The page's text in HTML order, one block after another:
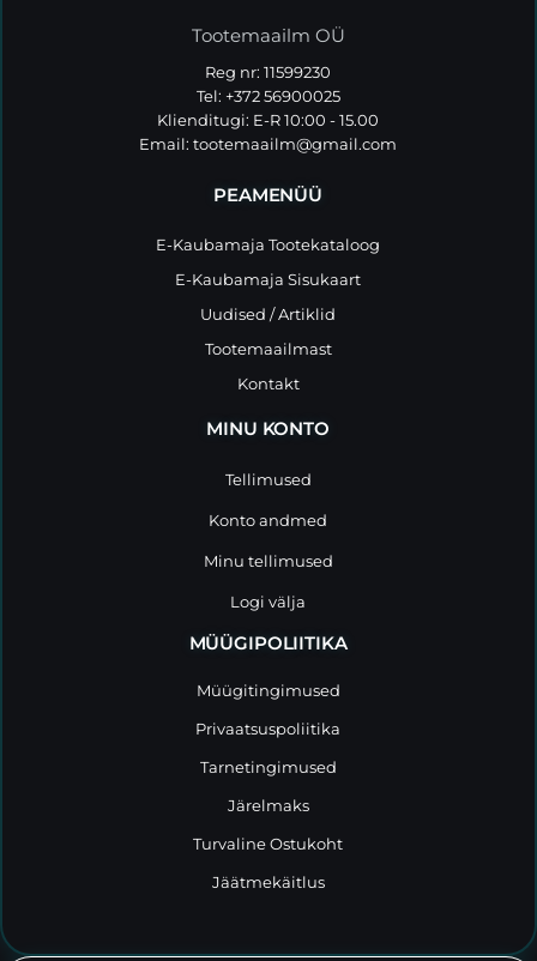
Tootemaailm OÜ
Reg nr: 11599230
Tel: +372 56900025
Klienditugi: E-R 10:00 - 15.00
Email:tootemaailm@gmail.com
PEAMENÜÜ
E-Kaubamaja Tootekataloog
E-Kaubamaja Sisukaart
Uudised / Artiklid
Tootemaailmast
Kontakt
MINU KONTO
Tellimused
Konto andmed
Minu tellimused
Logi välja
MÜÜGIPOLIITIKA
Müügitingimused
Privaatsuspoliitika
Tarnetingimused
Järelmaks
Turvaline Ostukoht
Jäätmekäitlus